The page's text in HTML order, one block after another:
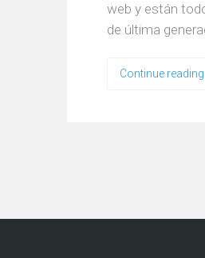
web y están
de última
Continue reading